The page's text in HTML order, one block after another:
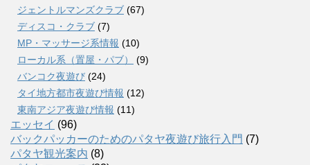
ジェントルマンズクラブ (67)
ディスコ・クラブ (7)
MP・マッサージ系情報 (10)
ローカル系（置屋・パブ）
(9)
バンコク夜遊び (24)
タイ地方都市夜遊び情報 (12)
東南アジア夜遊び情報 (11)
エッセイ (96)
バックパッカーのためのパタヤ夜遊び旅行入門 (7)
パタヤ観光案内 (8)